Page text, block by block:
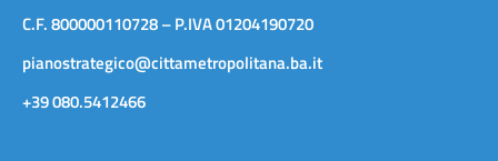
C.F. 800000110728 – P.IVA 01204190720
pianostrategico@cittametropolitana.ba.it
+39 080.5412466